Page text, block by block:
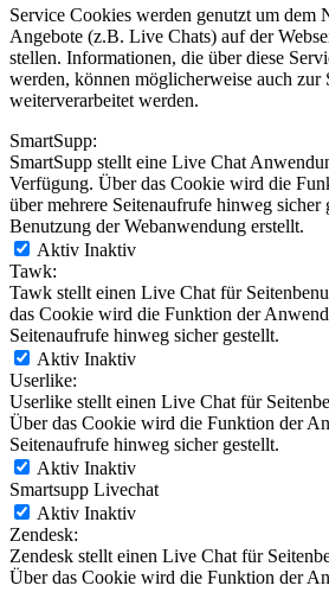
Service Cookies werden genutzt um dem
Angebote (z.B. Live Chats) auf der
stellen. Informationen, die über diese
werden, können möglicherweise auch zur
weiterverarbeitet werden.
SmartSupp:
SmartSupp stellt eine Live Chat
Verfügung. Über das Cookie wird die
über mehrere Seitenaufrufe hinweg sicher
Benutzung der Webanwendung erstellt.
Aktiv Inaktiv
Tawk:
Tawk stellt einen Live Chat für
das Cookie wird die Funktion der
Seitenaufrufe hinweg sicher gestellt.
Aktiv Inaktiv
Userlike:
Userlike stellt einen Live Chat für
Über das Cookie wird die Funktion der
Seitenaufrufe hinweg sicher gestellt.
Aktiv Inaktiv
Smartsupp Livechat
Aktiv Inaktiv
Zendesk:
Zendesk stellt einen Live Chat für
Über das Cookie wird die Funktion der